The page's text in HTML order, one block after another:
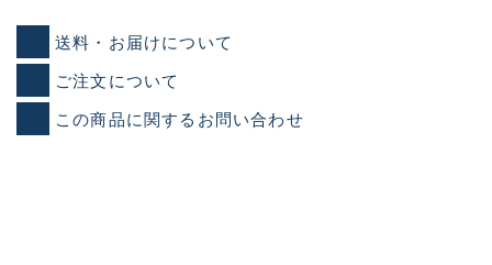
送料・お届けについて
ご注文について
この商品に関するお問い合わせ